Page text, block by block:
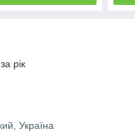
рік
Україна